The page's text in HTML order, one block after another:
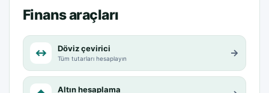
Finans araçları
↔ Döviz çevirici
Tüm tutarları hesaplayın →
Altın hesaplama